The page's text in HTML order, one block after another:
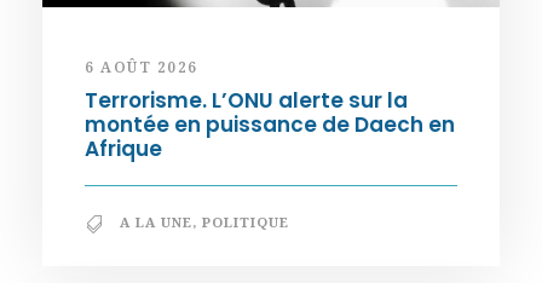
6 AOÛT 2026
Terrorisme. L’ONU alerte sur la
montée en puissance de Daech en
Afrique
A LA UNE, POLITIQUE